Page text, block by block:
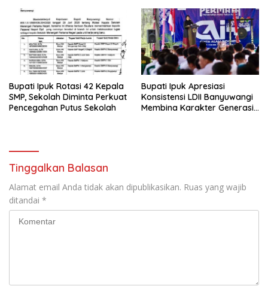
Bupati Ipuk Rotasi 42 Kepala
SMP, Sekolah Diminta Perkuat
Pencegahan Putus Sekolah
Bupati Ipuk Apresiasi
Konsistensi LDII Banyuwangi
Membina Karakter Generasi
Tinggalkan Balasan
Alamat email Anda tidak akan dipublikasikan. Ruas yang wajib
ditandai *